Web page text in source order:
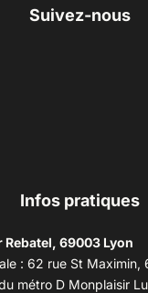
Suivez-nous
Infos pratiques
Rebatel, 69003 Lyon
: 62 rue St Maximin,
métro D Monplaisir